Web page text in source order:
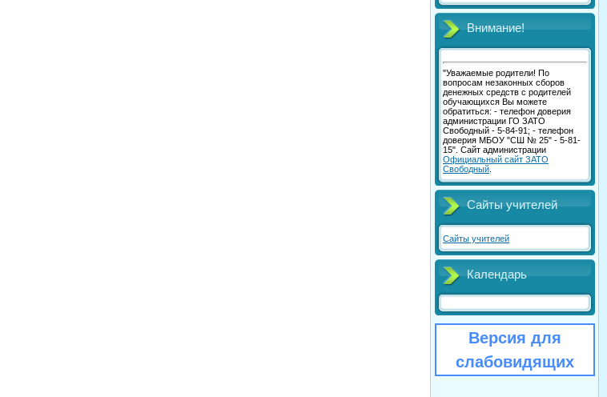
Внимание!
"Уважаемые родители! По
вопросам незаконных сборов
денежных средств с родителей
обучающихся Вы можете
обратиться: - телефон доверия
администрации ГО ЗАТО
Свободный - 5-84-91; - телефон
доверия МБОУ "СШ № 25" - 5-81-
15". Сайт администрации
Официальный сайт ЗАТО
Свободный
Сайты учителей
Сайты учителей
Календарь
Версия для
слабовидящих